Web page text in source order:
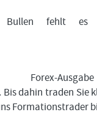
Bullen fehlt es
dahin traden Sie
Formationstrader